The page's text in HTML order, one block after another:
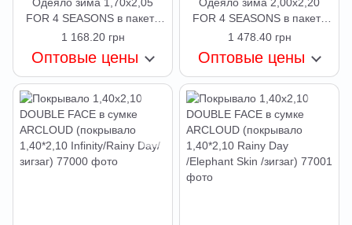
FOR 4 SEASONS в пакете
ARCLOUD (одеяло 1,7*2,05
White/274/силикон 350/
лента белая/в пакете)
1 168.20 грн
Оптовые цены
FOR 4 SEASONS в пакете
ARCLOUD (одеяло 2,0*2,20
White/274/силикон 350/
лента белая/в пакете)
1 478.40 грн
Оптовые цены